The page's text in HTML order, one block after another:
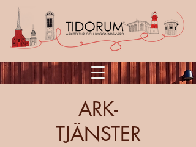
ARK-
TJÄNSTER